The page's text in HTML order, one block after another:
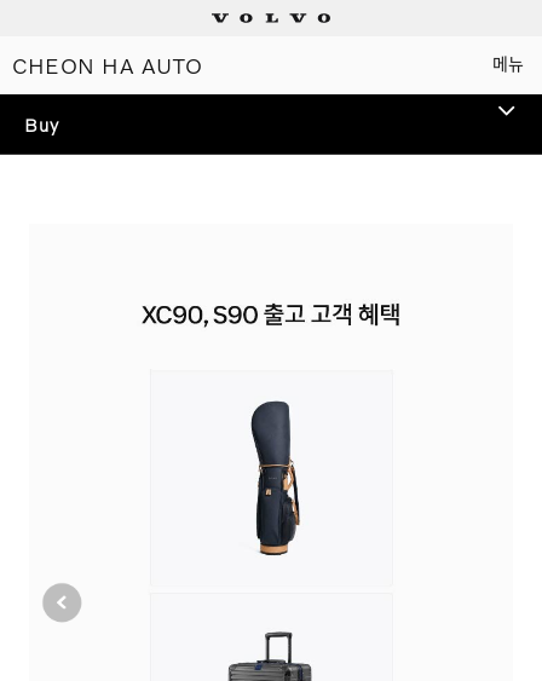
메뉴
CHEON HA AUTO
Buy
Electric
Plug-in hybrids
상담/시승신청
서비스
CHEON HA AUTO